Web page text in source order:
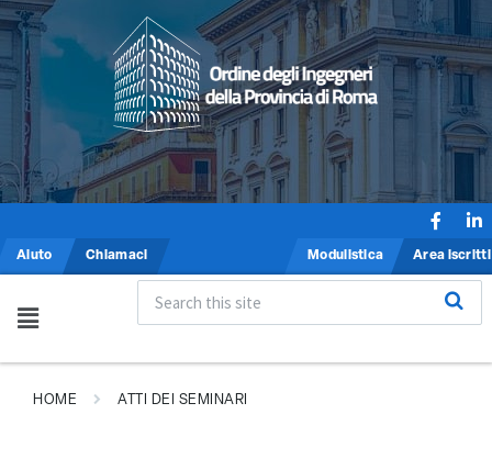
Aiuto Chiamaci Modulistica Area iscritti
HOME ATTI DEI SEMINARI